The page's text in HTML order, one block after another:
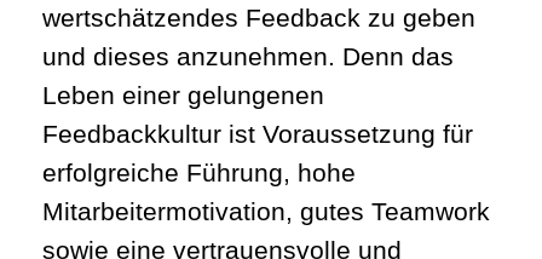
wertschätzendes Feedback zu geben
und dieses anzunehmen. Denn das
Leben einer gelungenen
Feedbackkultur ist Voraussetzung für
erfolgreiche Führung, hohe
Mitarbeitermotivation, gutes Teamwork
sowie eine vertrauensvolle und